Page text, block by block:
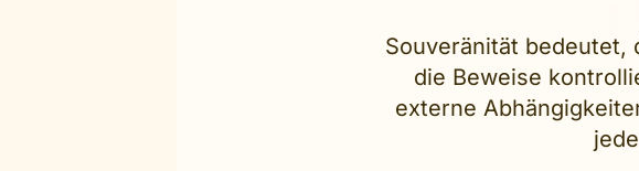
Souveränität bedeutet,
die Beweise
externe